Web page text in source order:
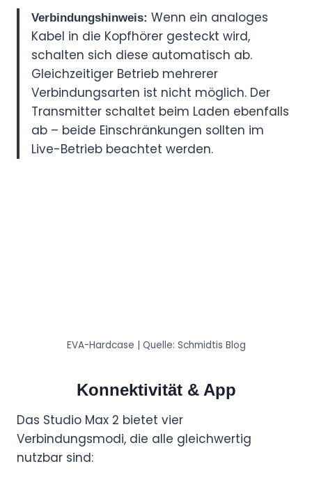
Verbindungshinweis: Wenn ein analoges
Kabel in die Kopfhörer gesteckt wird,
schalten sich diese automatisch ab.
Gleichzeitiger Betrieb mehrerer
Verbindungsarten ist nicht möglich. Der
Transmitter schaltet beim Laden ebenfalls
ab – beide Einschränkungen sollten im
Live-Betrieb beachtet werden.
EVA-Hardcase | Quelle: Schmidtis Blog
Konnektivität & App
Das Studio Max 2 bietet vier
Verbindungsmodi, die alle gleichwertig
nutzbar sind: